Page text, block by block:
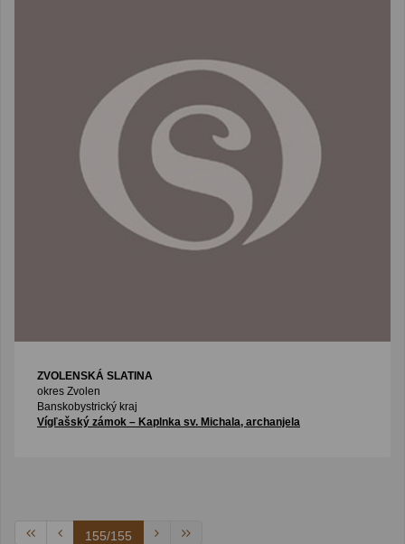
ZVOLENSKÁ SLATINA
okres Zvolen
Banskobystrický kraj
Vígľašský zámok – Kaplnka sv. Michala, archanjela
155/155